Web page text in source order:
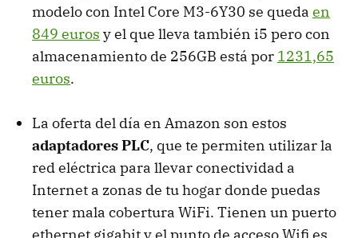
modelo con Intel Core M3-6Y30 se queda en
849 euros y el que lleva también i5 pero con
almacenamiento de 256GB está por 1231,65
euros.
La oferta del día en Amazon son estos
adaptadores PLC, que te permiten utilizar la
red eléctrica para llevar conectividad a
Internet a zonas de tu hogar donde puedas
tener mala cobertura WiFi. Tienen un puerto